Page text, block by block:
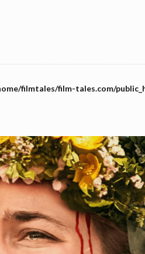
filmtales/film-tales.com/